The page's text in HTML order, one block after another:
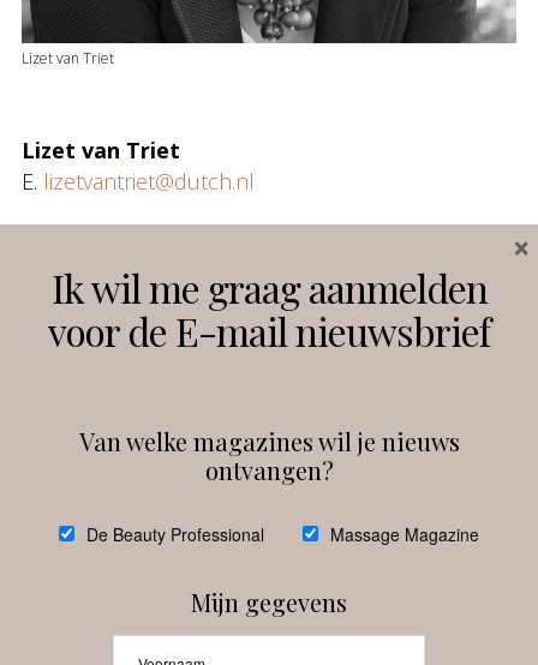
Lizet van Triet
Lizet van Triet
E. lizetvantriet@dutch.nl
debeautyprofessional
Ik wil me graag aanmelden
voor de E-mail nieuwsbrief
Van welke magazines wil je nieuws
ontvangen?
De Beauty Professional Massage Magazine
Mijn gegevens
×